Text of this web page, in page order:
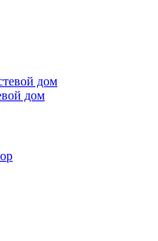
дом